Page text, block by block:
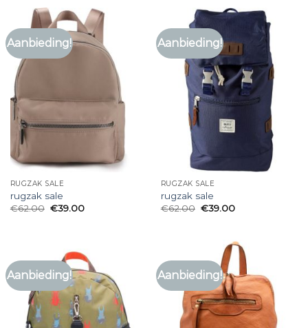
Aanbieding!
RUGZAK SALE
rugzak sale
€62.00 €39.00
Aanbieding!
RUGZAK SALE
rugzak sale
€62.00 €39.00
Aanbieding! Aanbieding!